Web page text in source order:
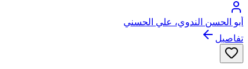
أبو الحسن الندوي، علي الحسني
تفاصيل